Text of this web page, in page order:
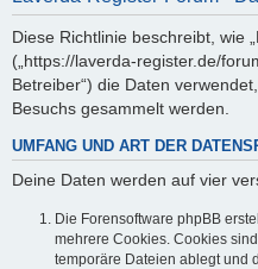
Diese Richtlinie beschreibt, wie
(„https://laverda-register.de/
Betreiber“) die Daten
Besuchs gesammelt werden.
UMFANG UND ART DER
Deine Daten werden auf vier
Die Forensoftware phpBB
mehrere Cookies. Cookies
temporäre Dateien ablegt und